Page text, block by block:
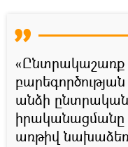
«Ընտրակաշառք
անձի
իրականացմանը
առթիվ